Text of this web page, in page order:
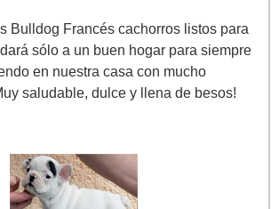
Bulldog Francés cachorros listos para
sólo a un buen hogar para siempre
en nuestra casa con mucho
saludable, dulce y llena de besos!